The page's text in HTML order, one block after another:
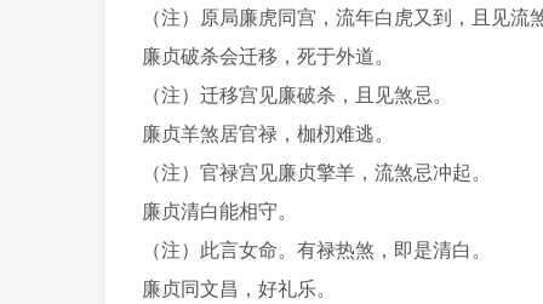
（注）原局廉虎同宫，流年白虎又到，且见流
廉贞破杀会迁移，死于外道。
（注）迁移宫见廉破杀，且见煞忌。
廉贞羊煞居官禄，枷杒难逃。
（注）官禄宫见廉贞擎羊，流煞忌冲起。
廉贞清白能相守。
（注）此言女命。有禄热煞，即是清白。
廉贞同文昌，好礼乐。